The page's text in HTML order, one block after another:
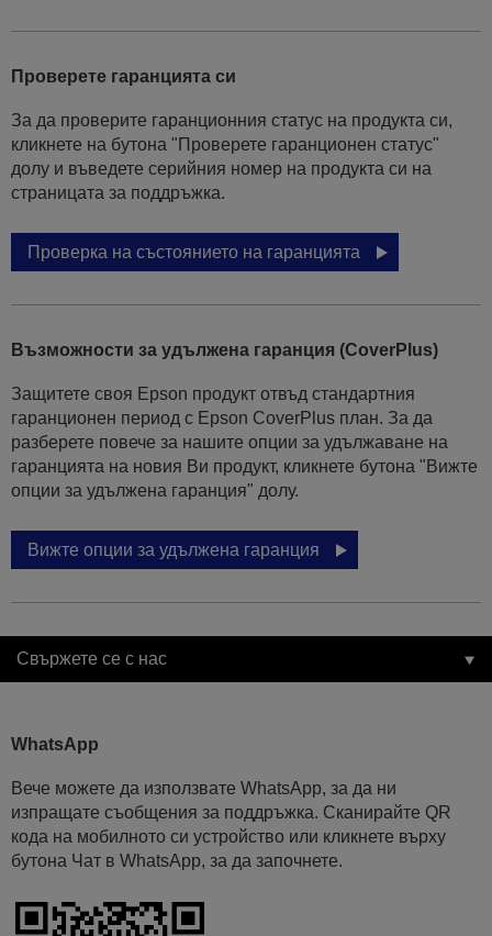
Проверете гаранцията си
За да проверите гаранционния статус на продукта си,
кликнете на бутона "Проверете гаранционен статус"
долу и въведете серийния номер на продукта си на
страницата за поддръжка.
Проверка на състоянието на гаранцията
Възможности за удължена гаранция (CoverPlus)
Защитете своя Epson продукт отвъд стандартния
гаранционен период с Epson CoverPlus план. За да
разберете повече за нашите опции за удължаване на
гаранцията на новия Ви продукт, кликнете бутона "Вижте
опции за удължена гаранция" долу.
Вижте опции за удължена гаранция
Свържете се с нас
WhatsApp
Вече можете да използвате WhatsApp, за да ни
изпращате съобщения за поддръжка. Сканирайте QR
кода на мобилното си устройство или кликнете върху
бутона Чат в WhatsApp, за да започнете.